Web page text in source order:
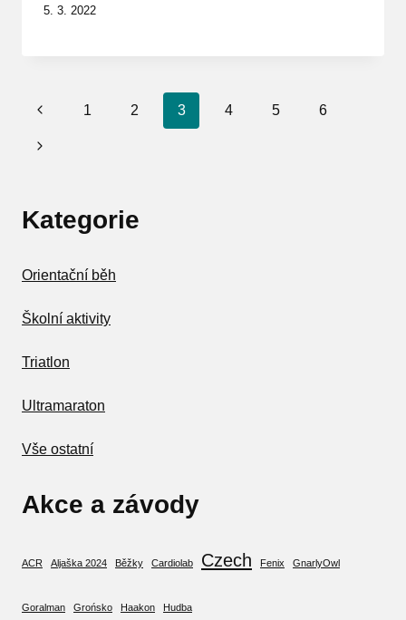
5. 3. 2022
Navigace
na
Předchozí
stránka
1 2 3 4 5 6
Další
Kategorie
Orientační běh
Školní aktivity
Triatlon
Ultramaraton
Vše ostatní
Akce a závody
ACR Aljaška 2024 Běžky Cardiolab Czech Fenix GnarlyOwl
Goralman Grońsko Haakon Hudba